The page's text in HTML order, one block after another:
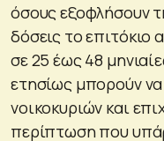
όσους εξοφλήσουν
δόσεις το επιτόκιο
σε 25 έως 48
ετησίως μπορούν
νοικοκυριών και
περίπτωση που